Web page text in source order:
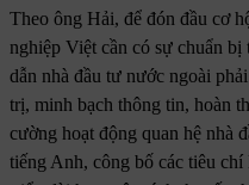
Theo ông Hải, để đón đầu cơ
nghiệp Việt cần có sự chuẩn
dẫn nhà đầu tư nước ngoài
trị, minh bạch thông tin, hoàn
cường hoạt động quan hệ nhà
tiếng Anh, công bố các tiêu